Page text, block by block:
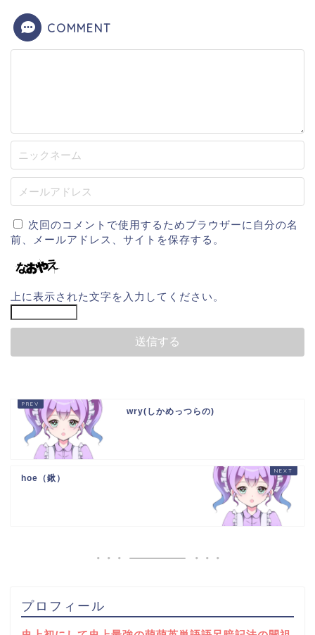
COMMENT
次回のコメントで使用するためブラウザーに自分の名
前、メールアドレス、サイトを保存する。
上に表示された文字を入力してください。
wry(しかめっつらの)
hoe（鍬）
プロフィール